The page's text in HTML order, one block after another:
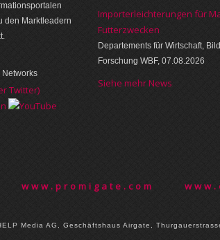
den Marktleadern
Networks
Importerleichterungen für
Futterzwecken
Departements für Wirtschaft,
Forschung WBF, 07.08.2026
Siehe mehr News
www.promigate.com
Media AG, Geschäftshaus Airgate,